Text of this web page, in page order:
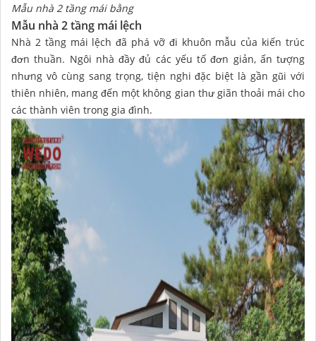
Mẫu nhà 2 tầng mái bằng
Mẫu nhà 2 tầng mái lệch
Nhà 2 tầng mái lệch đã phá vỡ đi khuôn mẫu của kiến trúc
đơn thuần. Ngôi nhà đầy đủ các yếu tố đơn giản, ấn tượng
nhưng vô cùng sang trọng, tiện nghi đặc biệt là gần gũi với
thiên nhiên, mang đến một không gian thư giãn thoải mái cho
các thành viên trong gia đình.